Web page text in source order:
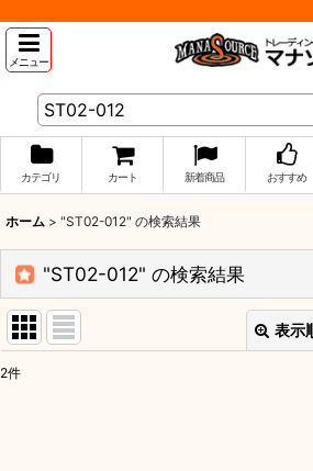
メニュー
カテゴリ カート 新着商品 おすすめ
ホーム > "ST02-012" の検索結果
"ST02-012" の検索結果
表示
2件